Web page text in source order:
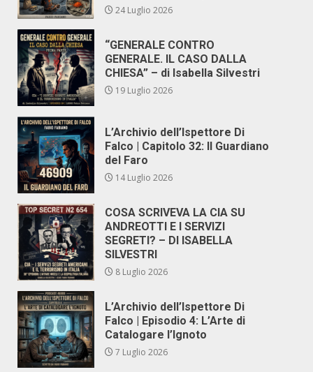
24 Luglio 2026
“GENERALE CONTRO
GENERALE. IL CASO DALLA
CHIESA” – di Isabella Silvestri
19 Luglio 2026
L’Archivio dell’Ispettore Di
Falco | Capitolo 32: Il Guardiano
del Faro
14 Luglio 2026
COSA SCRIVEVA LA CIA SU
ANDREOTTI E I SERVIZI
SEGRETI? – DI ISABELLA
SILVESTRI
8 Luglio 2026
L’Archivio dell’Ispettore Di
Falco | Episodio 4: L’Arte di
Catalogare l’Ignoto
7 Luglio 2026